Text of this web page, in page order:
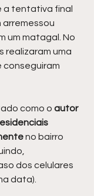
a tentativa final
arremessou
um matagal. No
realizaram uma
conseguiram
como o autor
no bairro
dos celulares
data).